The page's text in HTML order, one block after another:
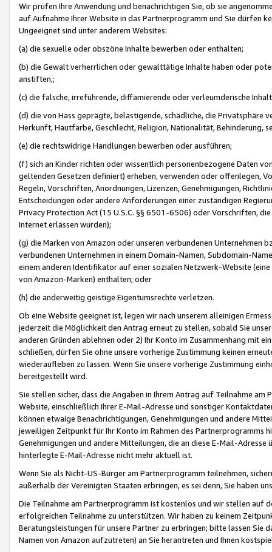
Wir prüfen Ihre Anwendung und benachrichtigen Sie, ob sie
auf Aufnahme Ihrer Website in das Partnerprogramm und Sie dürfen
Ungeeignet sind unter anderem Websites:
(a) die sexuelle oder obszöne Inhalte bewerben oder enthalten;
(b) die Gewalt verherrlichen oder gewalttätige Inhalte haben oder
anstiften,;
(c) die falsche, irreführende, diffamierende oder verleumderische
(d) die von Hass geprägte, belästigende, schädliche, die Privatsphäre
Herkunft, Hautfarbe, Geschlecht, Religion, Nationalität, Behinderung,
(e) die rechtswidrige Handlungen bewerben oder ausführen;
(f) sich an Kinder richten oder wissentlich personenbezogene Daten
geltenden Gesetzen definiert) erheben, verwenden oder offenlegen,
Regeln, Vorschriften, Anordnungen, Lizenzen, Genehmigungen,
Entscheidungen oder andere Anforderungen einer zuständigen
Privacy Protection Act (15 U.S.C. §§ 6501-6506) oder Vorschriften,
Internet erlassen wurden);
(g) die Marken von Amazon oder unseren verbundenen Unternehmen
verbundenen Unternehmen in einem Domain-Namen, Subdomain-
einem anderen Identifikator auf einer sozialen Netzwerk-Website
von Amazon-Marken) enthalten; oder
(h) die anderweitig geistige Eigentumsrechte verletzen.
Ob eine Website geeignet ist, legen wir nach unserem alleinigen
jederzeit die Möglichkeit den Antrag erneut zu stellen, sobald Sie
anderen Gründen ablehnen oder 2) Ihr Konto im Zusammenhang mit
schließen, dürfen Sie ohne unsere vorherige Zustimmung keinen
wiederaufleben zu lassen. Wenn Sie unsere vorherige Zustimmung
bereitgestellt wird.
Sie stellen sicher, dass die Angaben in Ihrem Antrag auf Teilnahme
Website, einschließlich Ihrer E-Mail-Adresse und sonstiger
können etwaige Benachrichtigungen, Genehmigungen und andere
jeweiligen Zeitpunkt für Ihr Konto im Rahmen des Partnerprogramms
Genehmigungen und andere Mitteilungen, die an diese E-Mail-
hinterlegte E-Mail-Adresse nicht mehr aktuell ist.
Wenn Sie als Nicht-US-Bürger am Partnerprogramm teilnehmen,
außerhalb der Vereinigten Staaten erbringen, es sei denn, Sie haben
Die Teilnahme am Partnerprogramm ist kostenlos und wir stellen auf
erfolgreichen Teilnahme zu unterstützen. Wir haben zu keinem
Beratungsleistungen für unsere Partner zu erbringen; bitte lassen Sie
Namen von Amazon aufzutreten) an Sie herantreten und Ihnen